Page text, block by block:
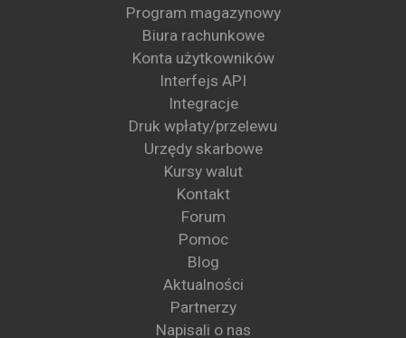
Program magazynowy
Biura rachunkowe
Konta użytkowników
Interfejs API
Integracje
Druk wpłaty/przelewu
Urzędy skarbowe
Kursy walut
Kontakt
Forum
Pomoc
Blog
Aktualności
Partnerzy
Napisali o nas